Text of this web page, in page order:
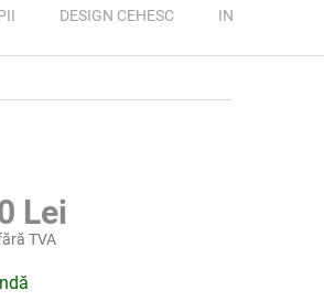
DESIGN CEHESC INSPIRAȚIE
Lei
TVA